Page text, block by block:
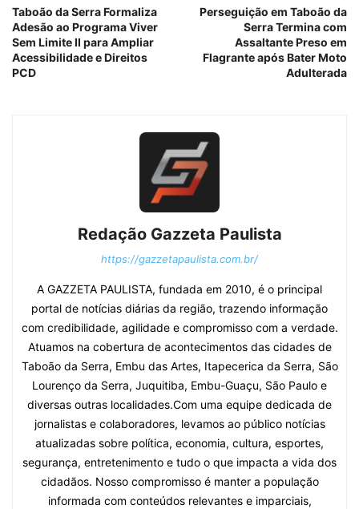
Taboão da Serra Formaliza
Adesão ao Programa Viver
Sem Limite II para Ampliar
Acessibilidade e Direitos
PCD
Perseguição em Taboão da
Serra Termina com
Assaltante Preso em
Flagrante após Bater Moto
Adulterada
Redação Gazzeta Paulista
https://gazzetapaulista.com.br/
A GAZZETA PAULISTA, fundada em 2010, é o principal
portal de notícias diárias da região, trazendo informação
com credibilidade, agilidade e compromisso com a verdade.
Atuamos na cobertura de acontecimentos das cidades de
Taboão da Serra, Embu das Artes, Itapecerica da Serra, São
Lourenço da Serra, Juquitiba, Embu-Guaçu, São Paulo e
diversas outras localidades.Com uma equipe dedicada de
jornalistas e colaboradores, levamos ao público notícias
atualizadas sobre política, economia, cultura, esportes,
segurança, entretenimento e tudo o que impacta a vida dos
cidadãos. Nosso compromisso é manter a população
informada com conteúdos relevantes e imparciais,